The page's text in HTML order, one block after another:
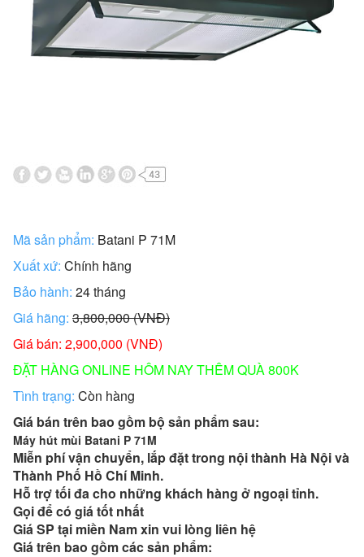
Mã sản phẩm: Batani P 71M
Xuất xứ: Chính hãng
Bảo hành: 24 tháng
Giá hãng: 3,800,000 (VNĐ)
Giá bán: 2,900,000 (VNĐ)
ĐẶT HÀNG ONLINE HÔM NAY THÊM QUÀ 800K
Tình trạng: Còn hàng
Giá bán trên bao gồm bộ sản phẩm sau:
Máy hút mùi Batani P 71M
Miễn phí vận chuyển, lắp đặt trong nội thành Hà Nội và
Thành Phố Hồ Chí Minh.
Hỗ trợ tối đa cho những khách hàng ở ngoại tỉnh.
Gọi để có giá tốt nhất
Giá SP tại miền Nam xin vui lòng liên hệ
Giá trên bao gồm các sản phẩm: